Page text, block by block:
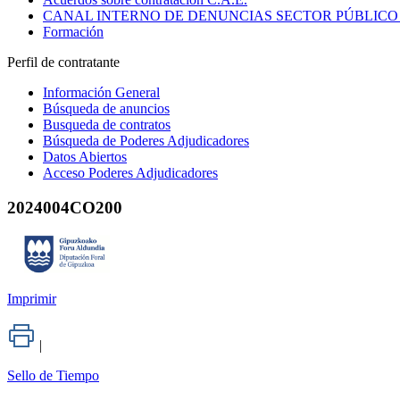
CANAL INTERNO DE DENUNCIAS SECTOR
Formación
Perfil de contratante
Información General
Búsqueda de anuncios
Busqueda de contratos
Búsqueda de Poderes Adjudicadores
Datos Abiertos
Acceso Poderes Adjudicadores
2024004CO200
Imprimir
|
Sello de Tiempo